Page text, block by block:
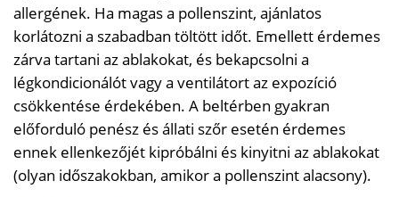
allergének. Ha magas a pollenszint, ajánlatos
korlátozni a szabadban töltött időt. Emellett érdemes
zárva tartani az ablakokat, és bekapcsolni a
légkondicionálót vagy a ventilátort az expozíció
csökkentése érdekében. A beltérben gyakran
előforduló penész és állati szőr esetén érdemes
ennek ellenkezőjét kipróbálni és kinyitni az ablakokat
(olyan időszakokban, amikor a pollenszint alacsony).